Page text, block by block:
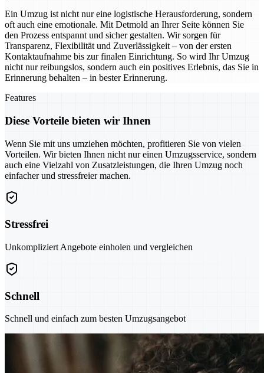
Ein Umzug ist nicht nur eine logistische Herausforderung, sondern
oft auch eine emotionale. Mit Detmold an Ihrer Seite können Sie
den Prozess entspannt und sicher gestalten. Wir sorgen für
Transparenz, Flexibilität und Zuverlässigkeit – von der ersten
Kontaktaufnahme bis zur finalen Einrichtung. So wird Ihr Umzug
nicht nur reibungslos, sondern auch ein positives Erlebnis, das Sie in
Erinnerung behalten – in bester Erinnerung.
Features
Diese Vorteile bieten wir Ihnen
Wenn Sie mit uns umziehen möchten, profitieren Sie von vielen
Vorteilen. Wir bieten Ihnen nicht nur einen Umzugsservice, sondern
auch eine Vielzahl von Zusatzleistungen, die Ihren Umzug noch
einfacher und stressfreier machen.
Stressfrei
Unkompliziert Angebote einholen und vergleichen
Schnell
Schnell und einfach zum besten Umzugsangebot